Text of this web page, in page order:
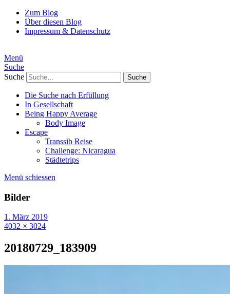
Zum Blog
Über diesen Blog
Impressum & Datenschutz
Menü
Suche
Suche
Die Suche nach Erfüllung
In Gesellschaft
Being Happy Average
Body Image
Escape
Transsib Reise
Challenge: Nicaragua
Städtetrips
Menü schiessen
Bilder
1. März 2019
4032 × 3024
20180729_183909